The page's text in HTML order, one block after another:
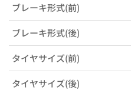
ブレーキ形式(前)
ブレーキ形式(後)
タイヤサイズ(前)
タイヤサイズ(後)